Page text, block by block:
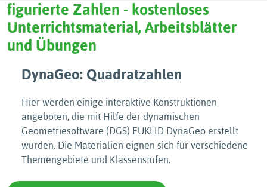
figurierte Zahlen - kostenloses
Unterrichtsmaterial, Arbeitsblätter
und Übungen
DynaGeo: Quadratzahlen
Hier werden einige interaktive Konstruktionen
angeboten, die mit Hilfe der dynamischen
Geometriesoftware (DGS) EUKLID DynaGeo erstellt
wurden. Die Materialien eignen sich für verschiedene
Themengebiete und Klassenstufen.